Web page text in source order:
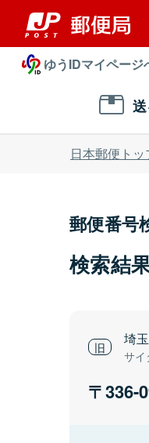
ゆうIDマイページ
日本郵便トッ
郵便番号
検索結
埼
サイ
336-